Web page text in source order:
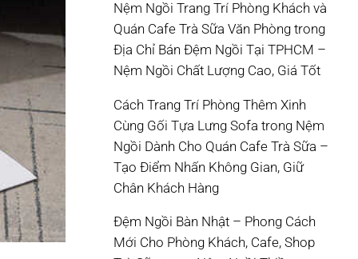
Nệm Ngồi Trang Trí Phòng Khách và
Quán Cafe Trà Sữa Văn Phòng trong
Địa Chỉ Bán Đệm Ngồi Tại TPHCM –
Nệm Ngồi Chất Lượng Cao, Giá Tốt
Cách Trang Trí Phòng Thêm Xinh
Cùng Gối Tựa Lưng Sofa trong Nệm
Ngồi Dành Cho Quán Cafe Trà Sữa –
Tạo Điểm Nhấn Không Gian, Giữ
Chân Khách Hàng
Đệm Ngồi Bàn Nhật – Phong Cách
Mới Cho Phòng Khách, Cafe, Shop